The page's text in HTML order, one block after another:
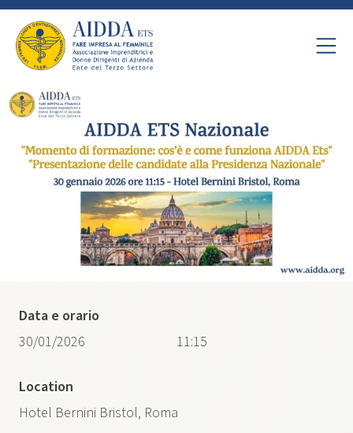
Data e orario
30/01/2026
11:15
Location
Hotel Bernini Bristol, Roma